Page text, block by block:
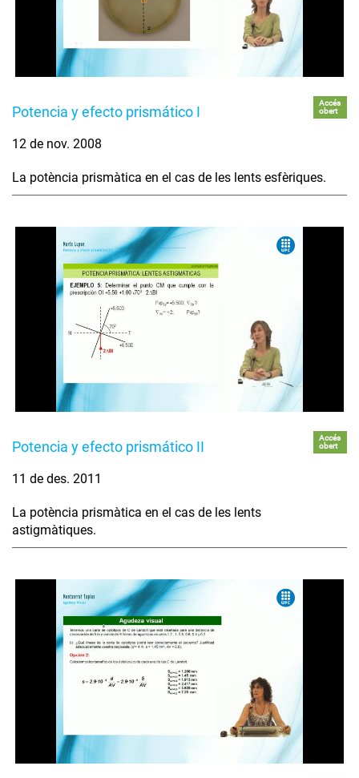
Potencia y efecto prismático I
Accés
obert
12 de nov. 2008
La potència prismàtica en el cas de les lents esfèriques.
Potencia y efecto prismático II
Accés
obert
11 de des. 2011
La potència prismàtica en el cas de les lents
astigmàtiques.